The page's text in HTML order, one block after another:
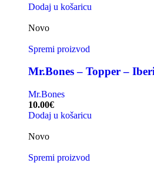
Dodaj u košaricu
Novo
Spremi proizvod
Mr.Bones – Topper –
Mr.Bones
10.00€
Dodaj u košaricu
Novo
Spremi proizvod